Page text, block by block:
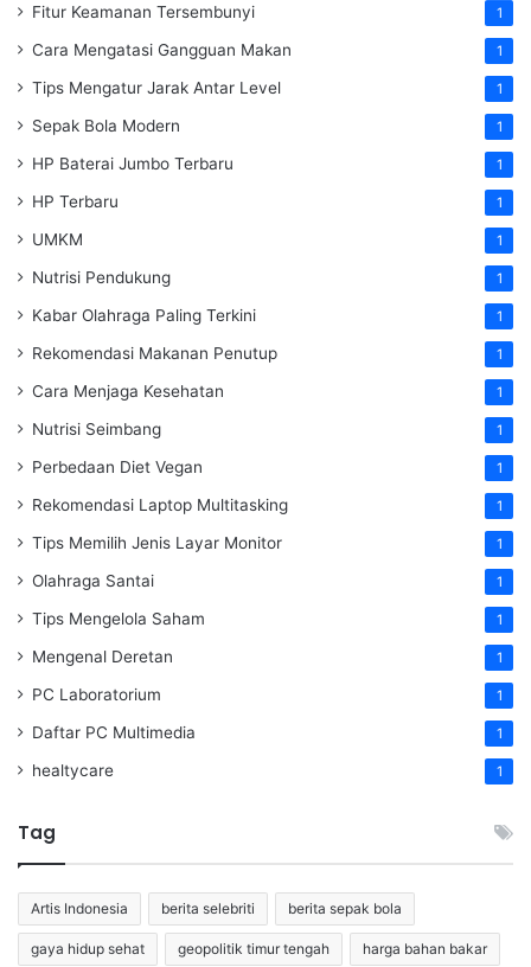
Fitur Keamanan Tersembunyi 1
Cara Mengatasi Gangguan Makan 1
Tips Mengatur Jarak Antar Level 1
Sepak Bola Modern 1
HP Baterai Jumbo Terbaru 1
HP Terbaru 1
UMKM 1
Nutrisi Pendukung 1
Kabar Olahraga Paling Terkini 1
Rekomendasi Makanan Penutup 1
Cara Menjaga Kesehatan 1
Nutrisi Seimbang 1
Perbedaan Diet Vegan 1
Rekomendasi Laptop Multitasking 1
Tips Memilih Jenis Layar Monitor 1
Olahraga Santai 1
Tips Mengelola Saham 1
Mengenal Deretan 1
PC Laboratorium 1
Daftar PC Multimedia 1
healtycare 1
Tag
Artis Indonesia berita selebriti berita sepak bola
gaya hidup sehat geopolitik timur tengah harga bahan bakar